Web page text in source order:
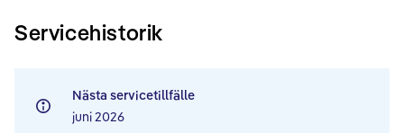
Servicehistorik
Nästa servicetillfälle
juni 2026